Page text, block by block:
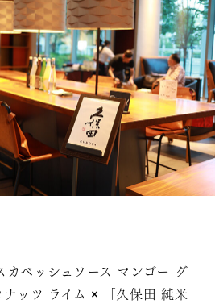
カベッシュソース マンゴー グ
ナッツ ライム × 「久保田 純米